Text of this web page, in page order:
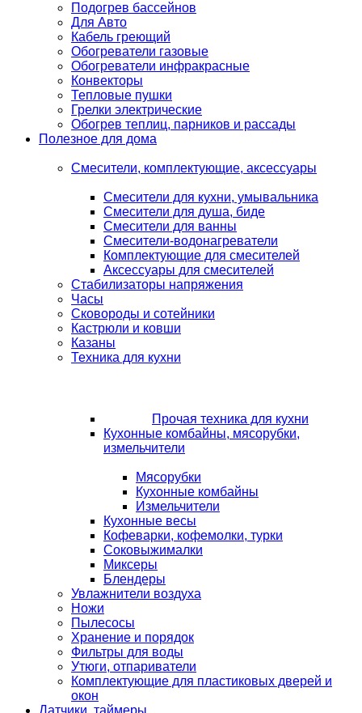
Подогрев бассейнов
Для Авто
Кабель греющий
Обогреватели газовые
Обогреватели инфракрасные
Конвекторы
Тепловые пушки
Грелки электрические
Обогрев теплиц, парников и рассады
Полезное для дома
Смесители, комплектующие, аксессуары
Смесители для кухни, умывальника
Смесители для душа, биде
Смесители для ванны
Смесители-водонагреватели
Комплектующие для смесителей
Аксессуары для смесителей
Стабилизаторы напряжения
Часы
Сковороды и сотейники
Кастрюли и ковши
Казаны
Техника для кухни
Прочая техника для кухни
Кухонные комбайны, мясорубки,
измельчители
Мясорубки
Кухонные комбайны
Измельчители
Кухонные весы
Кофеварки, кофемолки, турки
Соковыжималки
Миксеры
Блендеры
Увлажнители воздуха
Ножи
Пылесосы
Хранение и порядок
Фильтры для воды
Утюги, отпариватели
Комплектующие для пластиковых дверей и
окон
Датчики, таймеры